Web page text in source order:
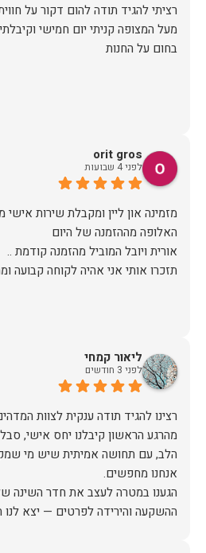
רציתי להגיד תודה להום דקור על
מעל המצופה קניתי יום חמישי
בחום על החנות
orit gros
לפני 4 שבועות
מזמינה און ליין ומקבלת שירות אישי
תזכרו אותי אני אהיה לקוחה קבועה
ליאור קמחי
לפני 3 חודשים
מהרגע הראשון קיבלנו יחס אישי,
הלב, עם תחושה אמיתית שיש מי
הגענו במטרה לעצב את חדר השינה
ההשקעה והירידה לפרטים — יצא